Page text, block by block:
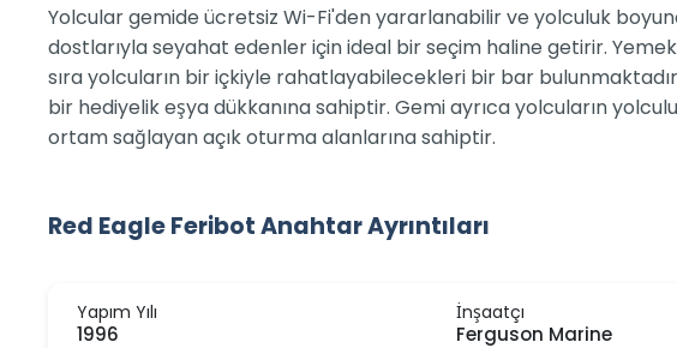
Yolcular gemide ücretsiz Wi-Fi'den yararlanabilir ve yolculuk
dostlarıyla seyahat edenler için ideal bir seçim haline getirir.
sıra yolcuların bir içkiyle rahatlayabilecekleri bir bar
bir hediyelik eşya dükkanına sahiptir. Gemi ayrıca yolcuların
ortam sağlayan açık oturma alanlarına sahiptir.
Red Eagle Feribot Anahtar Ayrıntıları
Yapım Yılı
1996
İnşaatçı
Ferguson Marine